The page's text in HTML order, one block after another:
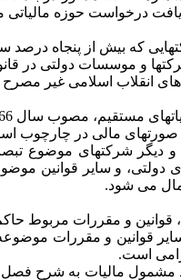
درخواست حوزه مالیاتی
تبصره 1 ماده 110 عبارتند از :
در قانون محاسبات عمومی
دولتی، و سایر قوانین
می شود.
قوانین و مقررات مربوط
قوانین و مقررات
است.